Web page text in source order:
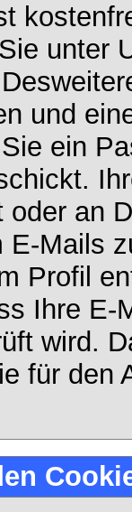
unter
und
ein
an
E-Mails
Profil
Ihre E-
wird.
für den